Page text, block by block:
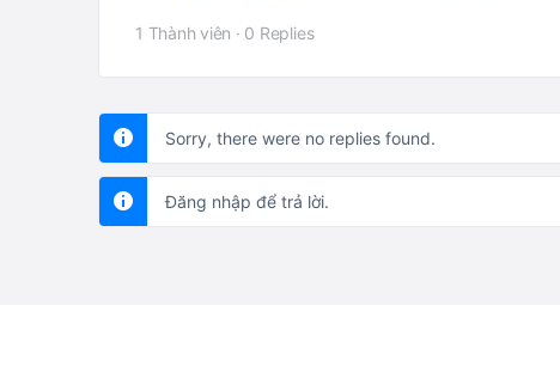
1 Thành viên · 0 Replies
Sorry, there were no replies found.
Đăng nhập để trả lời.